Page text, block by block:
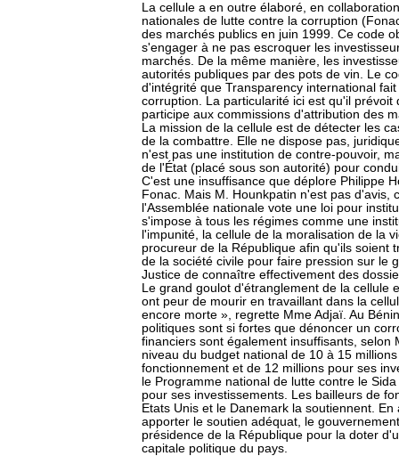
La cellule a en outre élaboré, en
nationales de lutte contre la corruption
des marchés publics en juin 1999. Ce code
s'engager à ne pas escroquer les
marchés. De la même manière, les
autorités publiques par des pots de vin. Le
d'intégrité que Transparency international
corruption. La particularité ici est qu'il
participe aux commissions d'attribution des
La mission de la cellule est de détecter les
de la combattre. Elle ne dispose pas,
n'est pas une institution de contre-pouvoir,
de l'État (placé sous son autorité) pour
C'est une insuffisance que déplore Philippe
Fonac. Mais M. Hounkpatin n'est pas d'avis,
l'Assemblée nationale vote une loi pour
s'impose à tous les régimes comme une
l'impunité, la cellule de la moralisation de la
procureur de la République afin qu'ils soient
de la société civile pour faire pression sur le
Justice de connaître effectivement des
Le grand goulot d'étranglement de la cellule
ont peur de mourir en travaillant dans la
encore morte », regrette Mme Adjaï. Au
politiques sont si fortes que dénoncer un
financiers sont également insuffisants, selon
niveau du budget national de 10 à 15
fonctionnement et de 12 millions pour ses
le Programme national de lutte contre le
pour ses investissements. Les bailleurs de
Etats Unis et le Danemark la soutiennent.
apporter le soutien adéquat, le
présidence de la République pour la doter
capitale politique du pays.